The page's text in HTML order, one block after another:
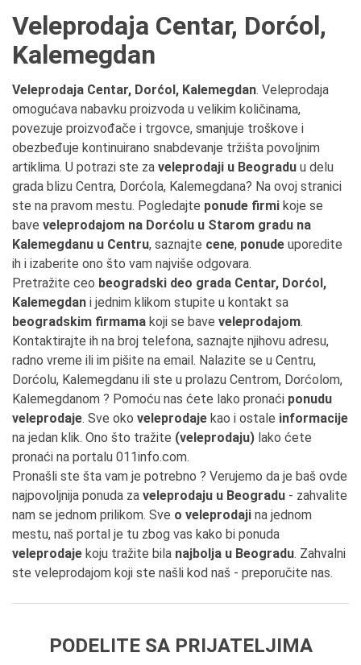
Veleprodaja Centar, Dorćol,
Kalemegdan
Veleprodaja Centar, Dorćol, Kalemegdan. Veleprodaja
omogućava nabavku proizvoda u velikim količinama,
povezuje proizvođače i trgovce, smanjuje troškove i
obezbeđuje kontinuirano snabdevanje tržišta povoljnim
artiklima. U potrazi ste za veleprodaji u Beogradu u delu
grada blizu Centra, Dorćola, Kalemegdana? Na ovoj stranici
ste na pravom mestu. Pogledajte ponude firmi koje se
bave veleprodajom na Dorćolu u Starom gradu na
Kalemegdanu u Centru, saznajte cene, ponude uporedite
ih i izaberite ono što vam najviše odgovara.
Pretražite ceo beogradski deo grada Centar, Dorćol,
Kalemegdan i jednim klikom stupite u kontakt sa
beogradskim firmama koji se bave veleprodajom.
Kontaktirajte ih na broj telefona, saznajte njihovu adresu,
radno vreme ili im pišite na email. Nalazite se u Centru,
Dorćolu, Kalemegdanu ili ste u prolazu Centrom, Dorćolom,
Kalemegdanom ? Pomoću nas ćete lako pronaći ponudu
veleprodaje. Sve oko veleprodaje kao i ostale informacije
na jedan klik. Ono što tražite (veleprodaju) lako ćete
pronaći na portalu 011info.com.
Pronašli ste šta vam je potrebno ? Verujemo da je baš ovde
najpovoljnija ponuda za veleprodaju u Beogradu - zahvalite
nam se jednom prilikom. Sve o veleprodaji na jednom
mestu, naš portal je tu zbog vas kako bi ponuda
veleprodaje koju tražite bila najbolja u Beogradu. Zahvalni
ste veleprodajom koji ste našli kod naš - preporučite nas.
PODELITE SA PRIJATELJIMA